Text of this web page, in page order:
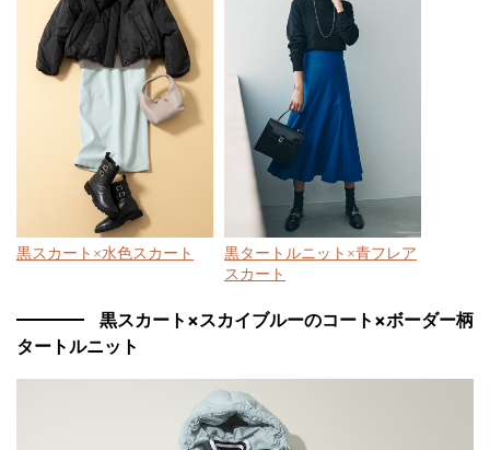
黒スカート×水色スカート
黒タートルニット×青フレア
スカート
黒スカート×スカイブルーのコート×ボーダー柄
タートルニット